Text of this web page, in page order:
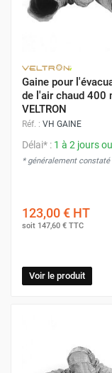
Gaine pour
de l'air chaud 400
VELTRON
Réf. : VH GAINE
Délai* : 1 à 2 jours
* généralement constaté
123,00 € HT
soit 147,60 € TTC
Voir le produit